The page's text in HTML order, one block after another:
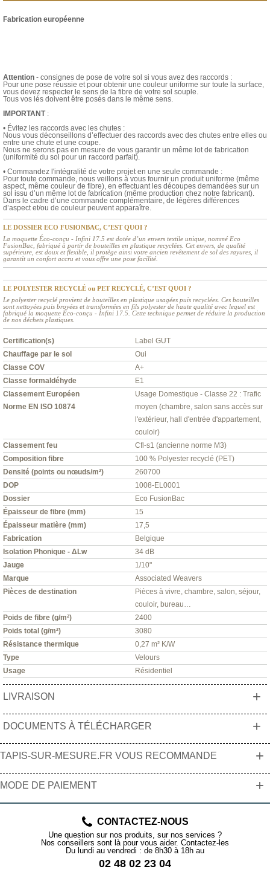
Fabrication européenne
Attention - consignes de pose de votre sol si vous avez des raccords :
Pour une pose réussie et pour obtenir une couleur uniforme sur toute la surface,
vous devez respecter le sens de la fibre de votre sol souple.
Tous vos lés doivent être posés dans le même sens.
IMPORTANT:
• Évitez les raccords avec les chutes :
Nous vous déconseillons d’effectuer des raccords avec des chutes entre elles ou
entre une chute et une coupe.
Nous ne serons pas en mesure de vous garantir un même lot de fabrication
(uniformité du sol pour un raccord parfait).
• Commandez l'intégralité de votre projet en une seule commande :
Pour toute commande, nous veillons à vous fournir un produit uniforme (même
aspect, même couleur de fibre), en effectuant les découpes demandées sur un
sol issu d’un même lot de fabrication (même production chez notre fabricant).
Dans le cadre d’une commande complémentaire, de légères différences
d’aspect et/ou de couleur peuvent apparaître.
LE DOSSIER ECO FUSIONBAC, C’EST QUOI ?
La moquette Éco-conçu - Infini 17.5 est dotée d’un envers textile unique, nommé Eco
FusionBac, fabriqué à partir de bouteilles en plastique recyclées. Cet envers, de qualité
supérieure, est doux et flexible, il protège ainsi votre ancien revêtement de sol des rayures, il
garantit un confort accru et vous offre une pose facilité.
LE POLYESTER RECYCLÉ ou PET RECYCLÉ, C’EST QUOI ?
Le polyester recyclé provient de bouteilles en plastique usagées puis recyclées. Ces bouteilles
sont nettoyées puis broyées et transformées en fils polyester de haute qualité avec lequel est
fabriqué la moquette Éco-conçu - Infini 17.5. Cette technique permet de réduire la production
de nos déchets plastiques.
Certification(s)
Label GUT
Chauffage par le sol
Oui
Classe COV
A+
Classe formaldéhyde
E1
Classement Européen
Norme EN ISO 10874
Usage Domestique - Classe 22 : Trafic
moyen (chambre, salon sans accès sur
l'extérieur, hall d'entrée d'appartement,
couloir)
Classement feu
Cfl-s1 (ancienne norme M3)
Composition fibre
100 % Polyester recyclé (PET)
Densité (points ou nœuds/m²)
260700
DOP
1008-EL0001
Dossier
Eco FusionBac
Épaisseur de fibre (mm)
15
Épaisseur matière (mm)
17,5
Fabrication
Belgique
Isolation Phonique - ΔLw
34 dB
Jauge
1/10"
Marque
Associated Weavers
Pièces de destination
Pièces à vivre, chambre, salon, séjour,
couloir, bureau…
Poids de fibre (g/m²)
2400
Poids total (g/m²)
3080
Résistance thermique
0,27 m² K/W
Type
Velours
Usage
Résidentiel
LIVRAISON +
DOCUMENTS À TÉLÉCHARGER +
TAPIS-SUR-MESURE.FR VOUS RECOMMANDE +
MODE DE PAIEMENT +
CONTACTEZ-NOUS
Une question sur nos produits, sur nos services ?
Nos conseillers sont là pour vous aider. Contactez-les
Du lundi au vendredi : de 8h30 à 18h au
02 48 02 23 04